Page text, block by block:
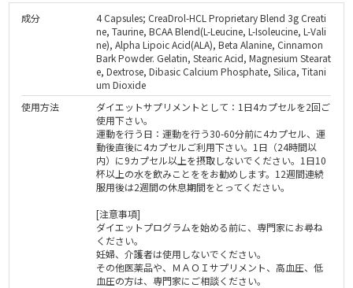
成分
4 Capsules; CreaDrol-HCL Proprietary Blend 3g Creati
ne, Taurine, BCAA Blend(L-Leucine, L-Isoleucine, L-Vali
ne), Alpha Lipoic Acid(ALA), Beta Alanine, Cinnamon
Bark Powder. Gelatin, Stearic Acid, Magnesium Stearat
e, Dextrose, Dibasic Calcium Phosphate, Silica, Titani
um Dioxide
使用方法
ダイエットサプリメントとして：1日4カプセルを2回ご
使用下さい。
運動を行う日：運動を行う30-60分前に4カプセル、運
動後直後に4カプセルご利用下さい。1日（24時間以
内）に9カプセル以上を摂取しないでください。1日10
杯以上の水を飲みことををお勧めします。12週間連続
服用後は2週間の休息期間をとってください。
[注意事項]
ダイエットプログラムを始める前に、専門家にお尋ね
ください。
妊婦、介護者は使用しないでください。
その他医薬品や、ＭＡＯＩサプリメント、高血圧、低
血圧の方は、専門家にご相談ください。